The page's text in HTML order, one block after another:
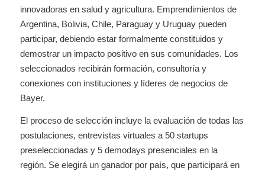
innovadoras en salud y agricultura. Emprendimientos de
Argentina, Bolivia, Chile, Paraguay y Uruguay pueden
participar, debiendo estar formalmente constituidos y
demostrar un impacto positivo en sus comunidades. Los
seleccionados recibirán formación, consultoría y
conexiones con instituciones y líderes de negocios de
Bayer.
El proceso de selección incluye la evaluación de todas las
postulaciones, entrevistas virtuales a 50 startups
preseleccionadas y 5 demodays presenciales en la
región. Se elegirá un ganador por país, que participará en